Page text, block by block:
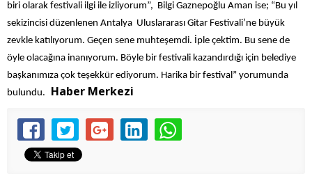
biri olarak festivali ilgi ile izliyorum”, Bilgi Gaznepoğlu Aman ise; “Bu yıl
sekizincisi düzenlenen Antalya Uluslararası Gitar Festivali’ne büyük
zevkle katılıyorum. Geçen sene muhteşemdi. İple çektim. Bu sene de
öyle olacağına inanıyorum. Böyle bir festivali kazandırdığı için belediye
başkanımıza çok teşekkür ediyorum. Harika bir festival” yorumunda
bulundu.
Haber Merkezi